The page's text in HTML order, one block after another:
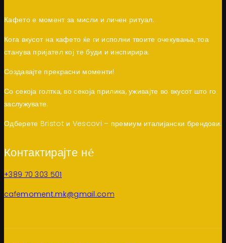
Кафето е момент за мисли и личен ритуал.
Кога вкусот на кафето ќе ги исполни твоите очекувања, тоа
станува пријател кој те буди и инспирира.
Создавајте прекрасни моменти!
Со секоја голтка, во секоја прилика, уживајте во вкусот што го
заслужувате.
Одберете Bristot и Vescovi – премиум италијански брендови.
Контактирајте нé
+389 70 303 501
cafemoment.mk@gmail.com